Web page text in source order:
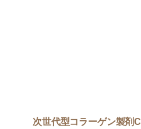
次世代型コラーゲン製剤